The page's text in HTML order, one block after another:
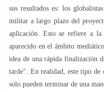
sus resultados es: los
militar a largo plazo del
aplicación. Esto se refiere a la
aparecido en el ámbito
idea de una rápida finalización
tarde". En realidad, este tipo de
solo pueden terminar de una